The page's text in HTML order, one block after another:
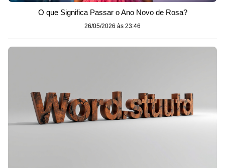
O que Significa Passar o Ano Novo de Rosa?
26/05/2026 às 23:46